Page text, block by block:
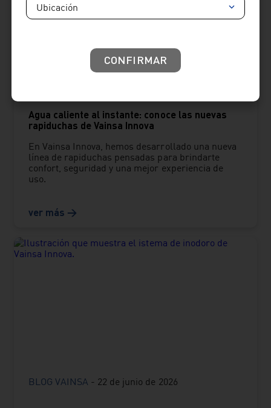
Agua caliente al instante: conoce las nuevas
rapiduchas de Vainsa Innova
En Vainsa Innova, hemos desarrollado una nueva
línea de rapiduchas pensadas para brindarte
confort, seguridad y una mejor experiencia de
uso.
BLOG VAINSA - 22 de junio de 2026
Ubicación
CONFIRMAR